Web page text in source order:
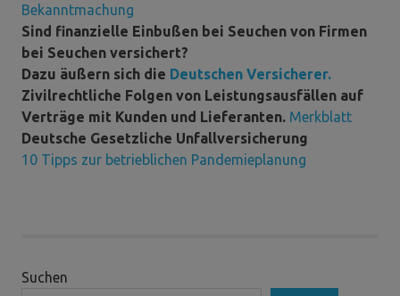
Bekanntmachung
Sind finanzielle Einbußen bei Seuchen von Firmen
bei Seuchen versichert?
Dazu äußern sich die Deutschen Versicherer.
Zivilrechtliche Folgen von Leistungsausfällen auf
Verträge mit Kunden und Lieferanten. Merkblatt
Deutsche Gesetzliche Unfallversicherung
10 Tipps zur betrieblichen Pandemieplanung
Suchen